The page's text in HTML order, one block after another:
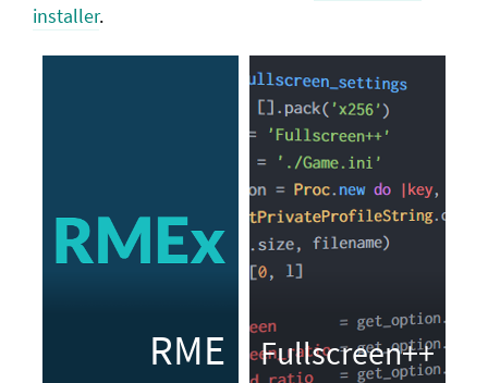
« Portail de RPG Maker
RPG Maker Starter Pack
Les évènements
installer.